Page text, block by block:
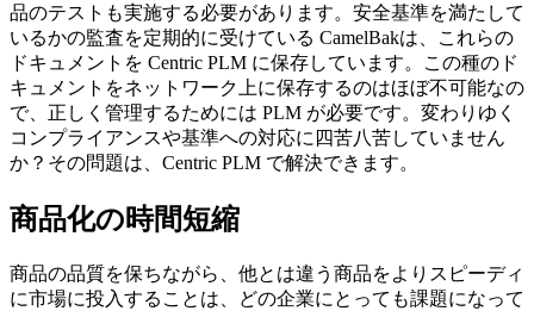
品のテストも実施する必要があります。安全基準を満たして
いるかの監査を定期的に受けている CamelBakは、これらの
ドキュメントを Centric PLM に保存しています。この種のド
キュメントをネットワーク上に保存するのはほぼ不可能なの
で、正しく管理するためには PLM が必要です。変わりゆく
コンプライアンスや基準への対応に四苦八苦していません
か？その問題は、Centric PLM で解決できます。
商品化の時間短縮
商品の品質を保ちながら、他とは違う商品をよりスピーディ
に市場に投入することは、どの企業にとっても課題になって